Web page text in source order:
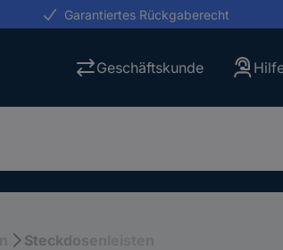
Garantiertes Rückgaberecht
Geschäftskunde
Steckdosenleisten